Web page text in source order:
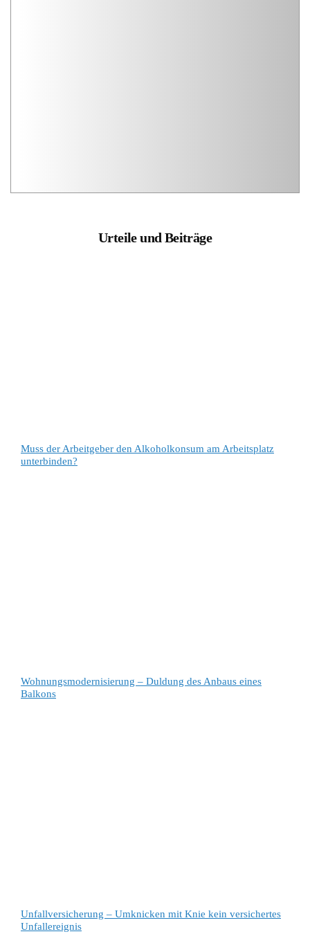
Urteile und Beiträge
Muss der Arbeitgeber den Alkoholkonsum am Arbeitsplatz
unterbinden?
Wohnungsmodernisierung – Duldung des Anbaus eines
Balkons
Unfallversicherung – Umknicken mit Knie kein versichertes
Unfallereignis